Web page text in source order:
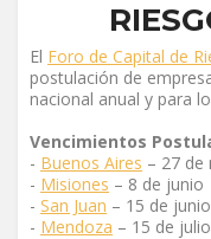
El Foro de Capital de
postulación de
nacional anual y para
Vencimientos
- Buenos Aires – 27 de
- Misiones – 8 de junio
- San Juan – 15 de junio
- Mendoza – 15 de julio